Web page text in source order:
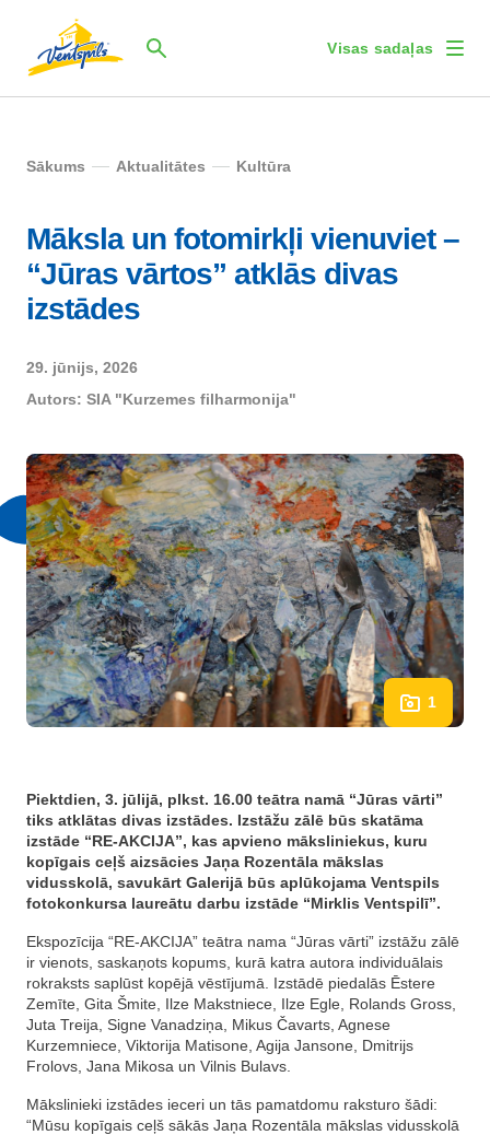
Visas sadaļas
Sākums Aktualitātes Kultūra
Māksla un fotomirkļi vienuviet –
“Jūras vārtos” atklās divas
izstādes
29. jūnijs, 2026
Autors: SIA "Kurzemes filharmonija"
1
Piektdien, 3. jūlijā, plkst. 16.00 teātra namā “Jūras vārti”
tiks atklātas divas izstādes. Izstāžu zālē būs skatāma
izstāde “RE-AKCIJA”, kas apvieno māksliniekus, kuru
kopīgais ceļš aizsācies Jaņa Rozentāla mākslas
vidusskolā, savukārt Galerijā būs aplūkojama Ventspils
fotokonkursa laureātu darbu izstāde “Mirklis Ventspilī”.
Ekspozīcija “RE-AKCIJA” teātra nama “Jūras vārti” izstāžu zālē
ir vienots, saskaņots kopums, kurā katra autora individuālais
rokraksts saplūst kopējā vēstījumā. Izstādē piedalās Ēstere
Zemīte, Gita Šmite, Ilze Makstniece, Ilze Egle, Rolands Gross,
Juta Treija, Signe Vanadziņa, Mikus Čavarts, Agnese
Kurzemniece, Viktorija Matisone, Agija Jansone, Dmitrijs
Frolovs, Jana Mikosa un Vilnis Bulavs.
Mākslinieki izstādes ieceri un tās pamatdomu raksturo šādi:
“Mūsu kopīgais ceļš sākās Jaņa Rozentāla mākslas vidusskolā